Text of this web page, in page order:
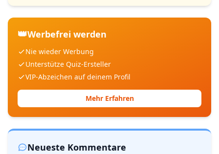
👑Werbefrei werden
Nie wieder Werbung
Unterstütze Quiz-Ersteller
VIP-Abzeichen auf deinem Profil
Mehr Erfahren
Neueste Kommentare